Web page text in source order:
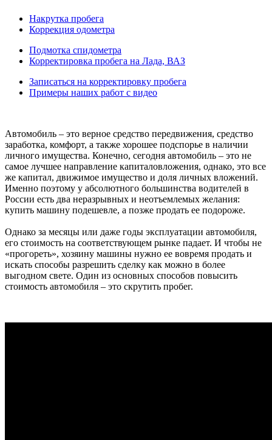
Накрутка пробега
Коррекция одометра
Подмотка спидометра
Корректировка пробега на Лада, ВАЗ
Записаться на корректировку пробега
Примеры наших работ с видео
Автомобиль – это верное средство передвижения, средство
заработка, комфорт, а также хорошее подспорье в наличии
личного имущества. Конечно, сегодня автомобиль – это не
самое лучшее направление капиталовложения, однако, это все
же капитал, движимое имущество и доля личных вложений.
Именно поэтому у абсолютного большинства водителей в
России есть два неразрывных и неотъемлемых желания:
купить машину подешевле, а позже продать ее подороже.
Однако за месяцы или даже годы эксплуатации автомобиля,
его стоимость на соответствующем рынке падает. И чтобы не
«прогореть», хозяину машины нужно ее вовремя продать и
искать способы разрешить сделку как можно в более
выгодном свете. Один из основных способов повысить
стоимость автомобиля – это скрутить пробег.